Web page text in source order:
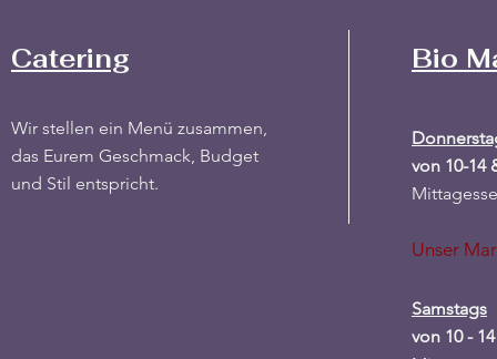
Catering
Wir stellen ein Menü zusammen,
das Eurem Geschmack, Budget
und Stil entspricht.
Bio
von 10-14
Unser
Samstags
von 10 -